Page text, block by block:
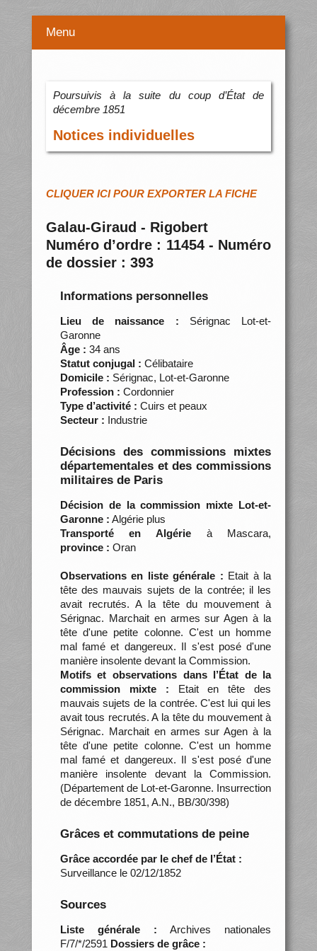
Menu
Poursuivis à la suite du coup d’État de
décembre 1851
Notices individuelles
CLIQUER ICI POUR EXPORTER LA FICHE
Galau-Giraud - Rigobert
Numéro d’ordre : 11454 - Numéro
de dossier : 393
Informations personnelles
Lieu de naissance : Sérignac Lot-et-
Garonne
Âge : 34 ans
Statut conjugal : Célibataire
Domicile : Sérignac, Lot-et-Garonne
Profession : Cordonnier
Type d’activité : Cuirs et peaux
Secteur : Industrie
Décisions des commissions mixtes
départementales et des commissions
militaires de Paris
Décision de la commission mixte Lot-et-
Garonne : Algérie plus
Transporté en Algérie à Mascara,
province : Oran
Observations en liste générale : Etait à la
tête des mauvais sujets de la contrée; il les
avait recrutés. A la tête du mouvement à
Sérignac. Marchait en armes sur Agen à la
tête d'une petite colonne. C'est un homme
mal famé et dangereux. Il s'est posé d'une
manière insolente devant la Commission.
Motifs et observations dans l’État de la
commission mixte : Etait en tête des
mauvais sujets de la contrée. C'est lui qui les
avait tous recrutés. A la tête du mouvement à
Sérignac. Marchait en armes sur Agen à la
tête d'une petite colonne. C'est un homme
mal famé et dangereux. Il s'est posé d'une
manière insolente devant la Commission.
(Département de Lot-et-Garonne. Insurrection
de décembre 1851, A.N., BB/30/398)
Grâces et commutations de peine
Grâce accordée par le chef de l’État :
Surveillance le 02/12/1852
Sources
Liste générale : Archives nationales
F/7/*/2591 Dossiers de grâce :